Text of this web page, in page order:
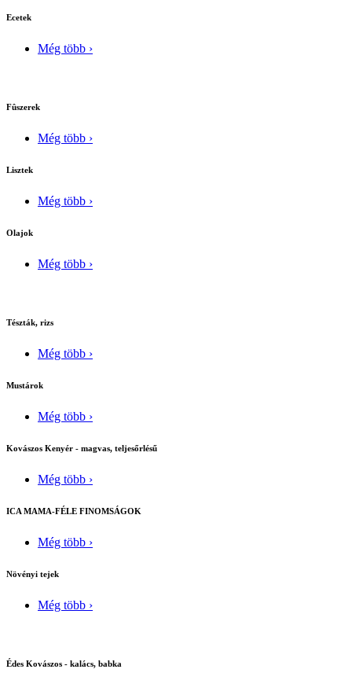
Ecetek
Még több ›
Fûszerek
Még több ›
Lisztek
Még több ›
Olajok
Még több ›
Tészták, rizs
Még több ›
Mustárok
Még több ›
Kovászos Kenyér - magvas, teljesőrlésű
Még több ›
ICA MAMA-FÉLE FINOMSÁGOK
Még több ›
Növényi tejek
Még több ›
Édes Kovászos - kalács, babka